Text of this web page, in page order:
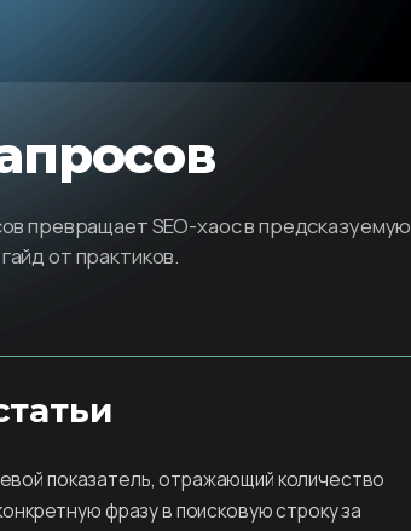
превращает SEO-хаос в предсказуемую
от практиков.
показатель, отражающий количество
фразу в поисковую строку за